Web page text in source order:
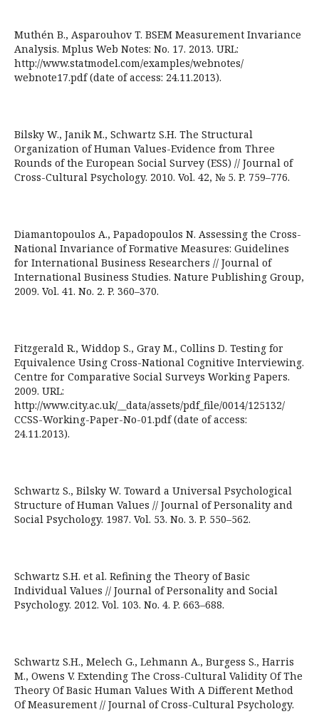
Muthén B., Asparouhov T. BSEM Measurement Invariance
Analysis. Mplus Web Notes: No. 17. 2013. URL:
http://www.statmodel.com/examples/webnotes/
webnote17.pdf (date of access: 24.11.2013).
Bilsky W., Janik M., Schwartz S.H. The Structural
Organization of Human Values-Evidence from Three
Rounds of the European Social Survey (ESS) // Journal of
Cross-Cultural Psychology. 2010. Vol. 42, № 5. P. 759–776.
Diamantopoulos A., Papadopoulos N. Assessing the Cross-
National Invariance of Formative Measures: Guidelines
for International Business Researchers // Journal of
International Business Studies. Nature Publishing Group,
2009. Vol. 41. No. 2. P. 360–370.
Fitzgerald R., Widdop S., Gray M., Collins D. Testing for
Equivalence Using Cross-National Cognitive Interviewing.
Centre for Comparative Social Surveys Working Papers.
2009. URL:
http://www.city.ac.uk/__data/assets/pdf_file/0014/125132/
CCSS-Working-Paper-No-01.pdf (date of access:
24.11.2013).
Schwartz S., Bilsky W. Toward a Universal Psychological
Structure of Human Values // Journal of Personality and
Social Psychology. 1987. Vol. 53. No. 3. P. 550–562.
Schwartz S.H. et al. Refining the Theory of Basic
Individual Values // Journal of Personality and Social
Psychology. 2012. Vol. 103. No. 4. P. 663–688.
Schwartz S.H., Melech G., Lehmann A., Burgess S., Harris
M., Owens V. Extending The Cross-Cultural Validity Of The
Theory Of Basic Human Values With A Different Method
Of Measurement // Journal of Cross-Cultural Psychology.